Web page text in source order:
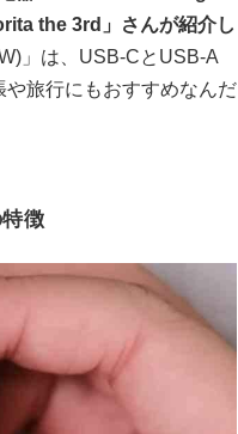
the 3rd」さんが紹介し
」は、USB-CとUSB-A
旅行にもおすすめなんだ
徴